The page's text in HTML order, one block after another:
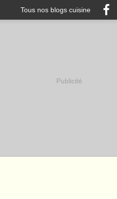
Tous nos blogs cuisine
Publicité